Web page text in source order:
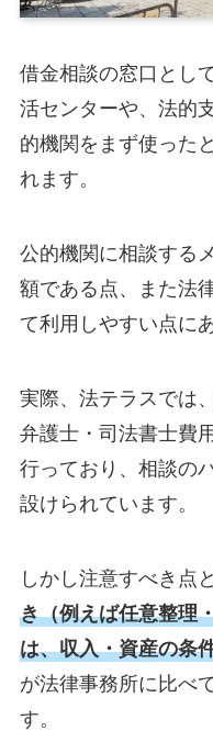
借金相談の窓口とし
活センターや、法的
的機関をまず使った
れます。
公的機関に相談する
額である点、また法
て利用しやすい点に
実際、法テラスでは
弁護士・司法書士費
行っており、相談の
設けられています。
しかし注意すべき点
き（例えば任意整理
は、収入・資産の条
が法律事務所に比べ
す。